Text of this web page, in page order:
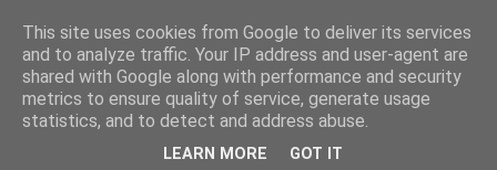
This site uses cookies from Google to deliver its services
and to analyze traffic. Your IP address and user-agent are
shared with Google along with performance and security
metrics to ensure quality of service, generate usage
statistics, and to detect and address abuse.
LEARN MORE GOT IT